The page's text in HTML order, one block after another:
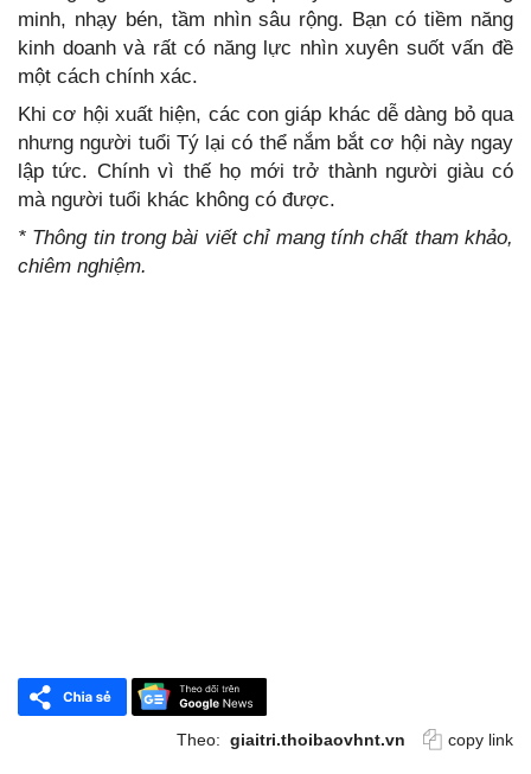
minh, nhạy bén, tầm nhìn sâu rộng. Bạn có tiềm năng
kinh doanh và rất có năng lực nhìn xuyên suốt vấn đề
một cách chính xác.
Khi cơ hội xuất hiện, các con giáp khác dễ dàng bỏ qua
nhưng người tuổi Tý lại có thể nắm bắt cơ hội này ngay
lập tức. Chính vì thế họ mới trở thành người giàu có
mà người tuổi khác không có được.
* Thông tin trong bài viết chỉ mang tính chất tham khảo,
chiêm nghiệm.
Theo: giaitri.thoibaovhnt.vn copy link